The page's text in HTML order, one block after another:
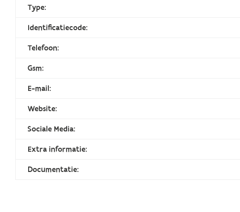
Type:
Identificatiecode:
Telefoon:
Gsm:
E-mail:
Website:
Sociale Media:
Extra informatie:
Documentatie: